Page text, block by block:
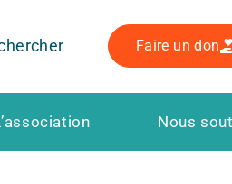
Faire un don
Nous